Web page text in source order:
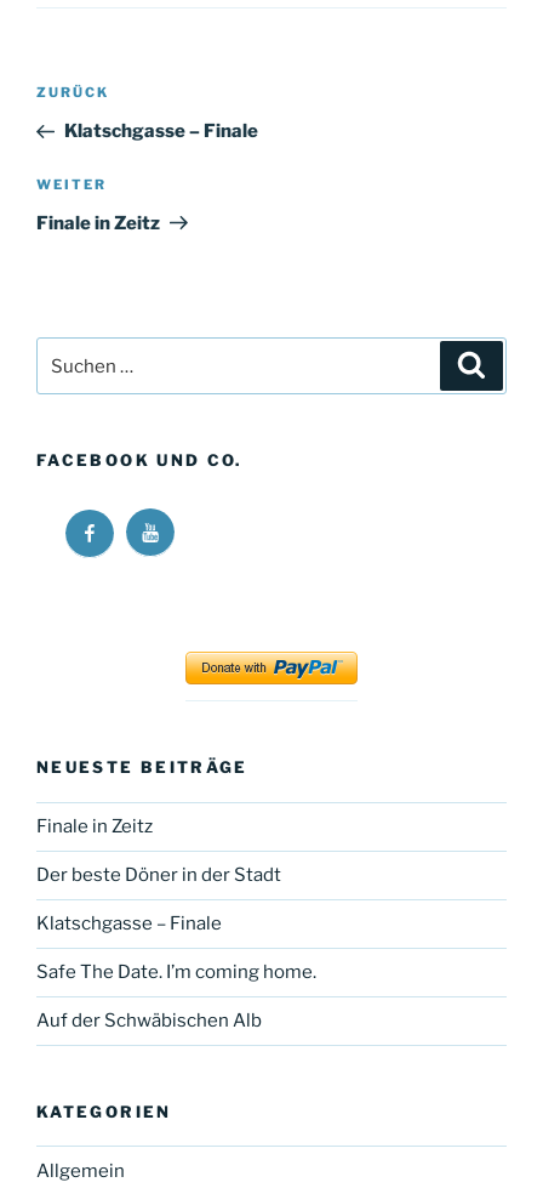
Beitragsnavigation
Vorheriger
Beitrag
ZURÜCK
Klatschgasse – Finale
Nächster
Beitrag
WEITER
Finale in Zeitz
nach:
FACEBOOK UND CO.
Ricos
Long
Ricos
Long
YouTube
NEUESTE BEITRÄGE
Finale in Zeitz
Der beste Döner in der Stadt
Klatschgasse – Finale
Safe The Date. I’m coming home.
Auf der Schwäbischen Alb
KATEGORIEN
Allgemein